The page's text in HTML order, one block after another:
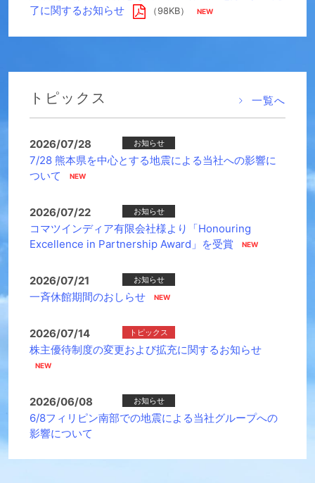
了に関するお知らせ
（98KB）
トピックス
2026/07/28 お知らせ
7/28 熊本県を中心とする地震による当社への影響に
ついて
2026/07/22 お知らせ
コマツインディア有限会社様より「Honouring
Excellence in Partnership Award」を受賞
2026/07/21 お知らせ
一斉休館期間のおしらせ
2026/07/14 トピックス
株主優待制度の変更および拡充に関するお知らせ
2026/06/08 お知らせ
6/8フィリピン南部での地震による当社グループへの
影響について
一覧へ